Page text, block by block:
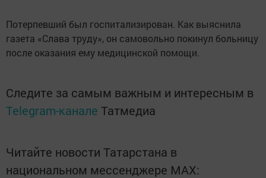
Потерпевший был госпитализирован. Как выяснила
газета «Слава труду», он самовольно покинул больницу
после оказания ему медицинской помощи.
Следите за самым важным и интересным в
Telegram-канале Татмедиа
Читайте новости Татарстана в
национальном мессенджере MАХ: